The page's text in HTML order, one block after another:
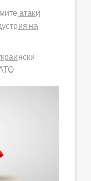
атаки
на